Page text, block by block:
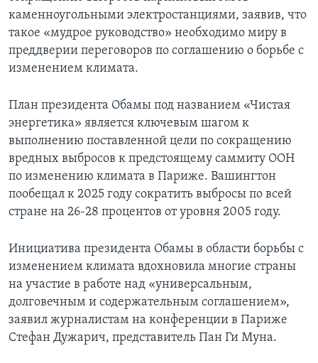
каменноугольными электростанциями, заявив, что
такое «мудрое руководство» необходимо миру в
преддверии переговоров по соглашению о борьбе с
изменением климата.
План президента Обамы под названием «Чистая
энергетика» является ключевым шагом к
выполнению поставленной цели по сокращению
вредных выбросов к предстоящему саммиту ООН
по изменению климата в Париже. Вашингтон
пообещал к 2025 году сократить выбросы по всей
стране на 26-28 процентов от уровня 2005 году.
Инициатива президента Обамы в области борьбы с
изменением климата вдохновила многие страны
на участие в работе над «универсальным,
долговечным и содержательным соглашением»,
заявил журналистам на конференции в Париже
Стефан Дужарич, представитель Пан Ги Муна.